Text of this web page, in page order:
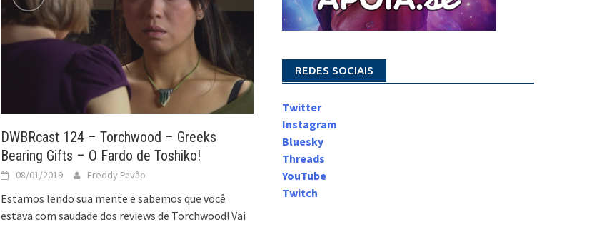
DWBRcast 124 – Torchwood – Greeks
Bearing Gifts – O Fardo de Toshiko!
08/01/2019 Freddy Pavão
Estamos lendo sua mente e sabemos que você
estava com saudade dos reviews de Torchwood! Vai
REDES SOCIAIS
Twitter
Instagram
Bluesky
Threads
YouTube
Twitch